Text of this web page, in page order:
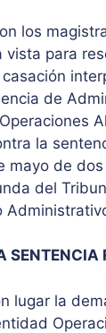
los
vista para
de
la
mayo de
del
SENTENCIA
lugar la